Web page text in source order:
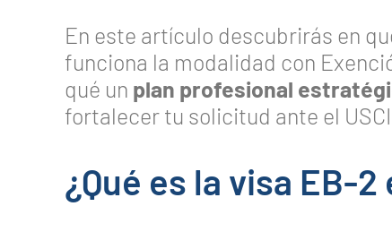
En este artículo descubrirás en
funciona la modalidad con
qué un plan profesional
fortalecer tu solicitud ante el
¿Qué es la visa EB-